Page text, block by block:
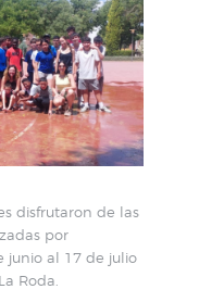
disfrutaron de las
por
junio al 17 de julio
Roda.